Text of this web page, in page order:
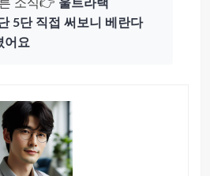
소식👉 울트라랙
5단 직접 써보니 베란다
어요